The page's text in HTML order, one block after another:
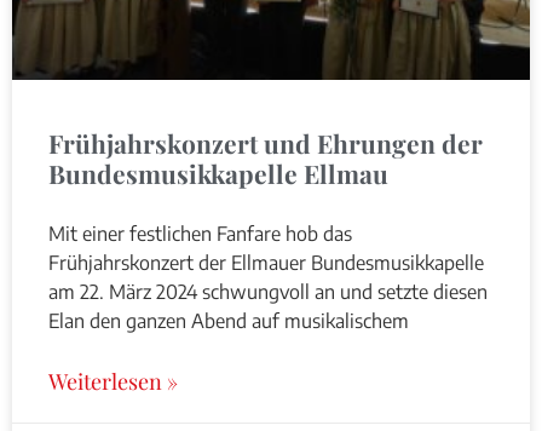
Frühjahrskonzert und Ehrungen der
Bundesmusikkapelle Ellmau
Mit einer festlichen Fanfare hob das
Frühjahrskonzert der Ellmauer Bundesmusikkapelle
am 22. März 2024 schwungvoll an und setzte diesen
Elan den ganzen Abend auf musikalischem
Weiterlesen »